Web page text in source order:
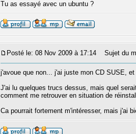
Tu as essayé avec un ubuntu ?
Posté le: 08 Nov 2009 à 17:14 Sujet du
j'avoue que non... j'ai juste mon CD SUSE,
J'ai lu quelques trucs dessus, mais quel
comment me retrouver en situation de
Ca pourrait fortement m'intéresser, mais j'ai